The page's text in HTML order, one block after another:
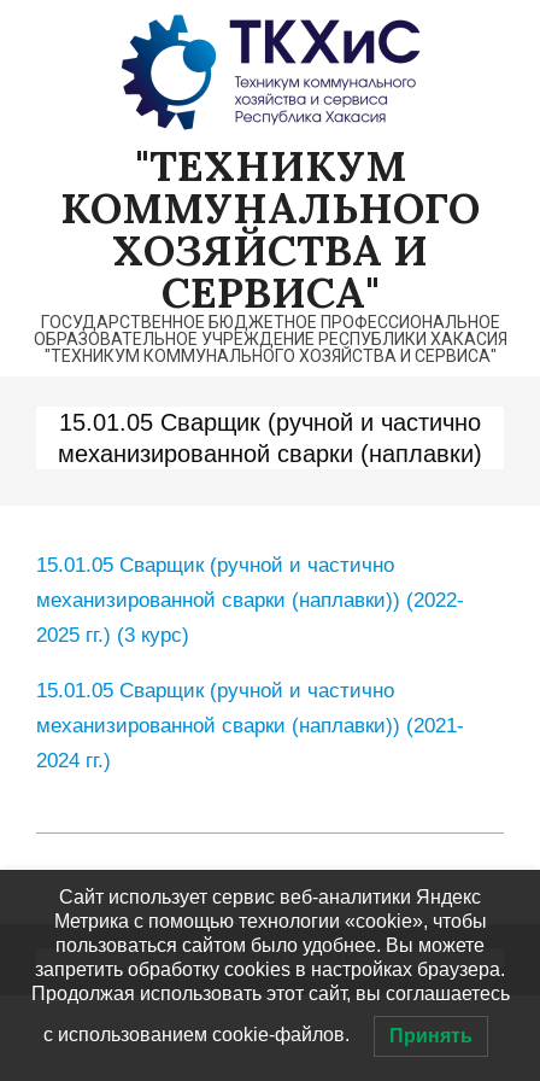
"ТЕХНИКУМ
КОММУНАЛЬНОГО
ХОЗЯЙСТВА И
СЕРВИСА"
ГОСУДАРСТВЕННОЕ БЮДЖЕТНОЕ ПРОФЕССИОНАЛЬНОЕ
ОБРАЗОВАТЕЛЬНОЕ УЧРЕЖДЕНИЕ РЕСПУБЛИКИ ХАКАСИЯ
"ТЕХНИКУМ КОММУНАЛЬНОГО ХОЗЯЙСТВА И СЕРВИСА"
15.01.05 Сварщик (ручной и частично
механизированной сварки (наплавки)
15.01.05 Сварщик (ручной и частично
механизированной сварки (наплавки)) (2022-
2025 гг.) (3 курс)
15.01.05 Сварщик (ручной и частично
механизированной сварки (наплавки)) (2021-
2024 гг.)
© 2026 ГБПОУ РХ ТКХиС
Сайт использует сервис веб-аналитики Яндекс
Метрика с помощью технологии «cookie», чтобы
пользоваться сайтом было удобнее. Вы можете
запретить обработку cookies в настройках браузера.
Продолжая использовать этот сайт, вы соглашаетесь
с использованием cookie-файлов. Принять